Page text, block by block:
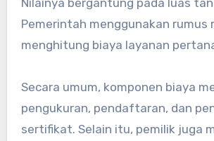
Nilainya bergantung pada luas
Pemerintah menggunakan rumus
menghitung biaya layanan
Secara umum, komponen biaya
pengukuran, pendaftaran, dan
sertifikat. Selain itu, pemilik juga